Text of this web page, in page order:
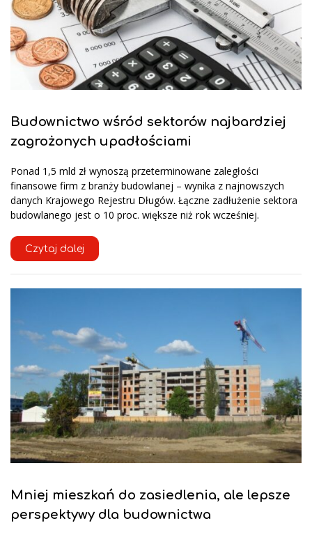
Budownictwo wśród sektorów najbardziej
zagrożonych upadłościami
Ponad 1,5 mld zł wynoszą przeterminowane zaległości
finansowe firm z branży budowlanej – wynika z najnowszych
danych Krajowego Rejestru Długów. Łączne zadłużenie sektora
budowlanego jest o 10 proc. większe niż rok wcześniej.
Czytaj dalej
Mniej mieszkań do zasiedlenia, ale lepsze
perspektywy dla budownictwa